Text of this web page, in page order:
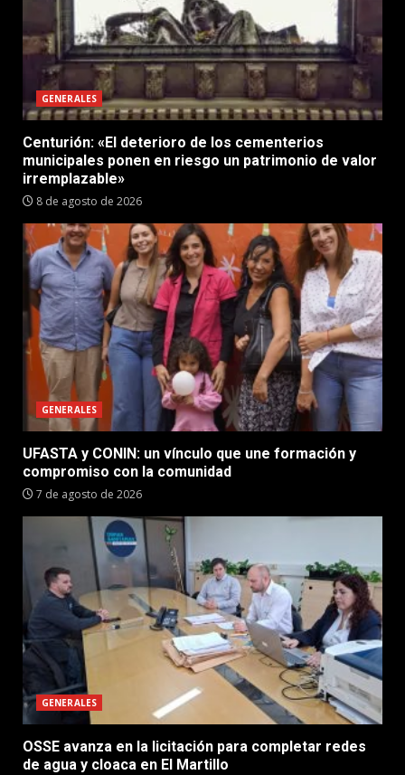
GENERALES
Centurión: «El deterioro de los cementerios
municipales ponen en riesgo un patrimonio de valor
irremplazable»
8 de agosto de 2026
GENERALES
UFASTA y CONIN: un vínculo que une formación y
compromiso con la comunidad
7 de agosto de 2026
GENERALES
OSSE avanza en la licitación para completar redes
de agua y cloaca en El Martillo